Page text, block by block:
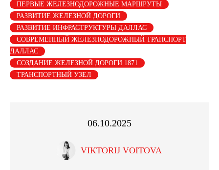
ПЕРВЫЕ ЖЕЛЕЗНОДОРОЖНЫЕ МАРШРУТЫ
РАЗВИТИЕ ЖЕЛЕЗНОЙ ДОРОГИ
РАЗВИТИЕ ИНФРАСТРУКТУРЫ ДАЛЛАС
СОВРЕМЕННЫЙ ЖЕЛЕЗНОДОРОЖНЫЙ ТРАНСПОРТ
ДАЛЛАС
СОЗДАНИЕ ЖЕЛЕЗНОЙ ДОРОГИ 1871
ТРАНСПОРТНЫЙ УЗЕЛ
06.10.2025
VIKTORIJ VOITOVA